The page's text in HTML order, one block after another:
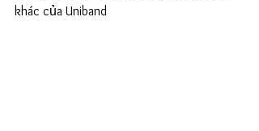
khác của Uniband